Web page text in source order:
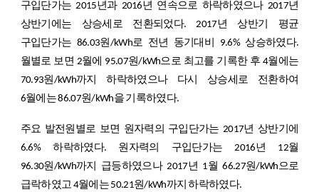
구입단가는 2015년과 2016년 연속으로 하락하였으나 2017년
상반기에는 상승세로 전환되었다. 2017년 상반기 평균
구입단가는 86.03원/kWh로 전년 동기대비 9.6% 상승하였다.
월별로 보면 2월에 95.07원/kWh으로 최고를 기록한 후 4월에는
70.93원/kWh까지 하락하였으나 다시 상승세로 전환하여
6월에는 86.07원/kWh을 기록하였다.
주요 발전원별로 보면 원자력의 구입단가는 2017년 상반기에
6.6% 하락하였다. 원자력의 구입단가는 2016년 12월
96.30원/kWh까지 급등하였으나 2017년 1월 66.27원/kWh으로
급락하였고 4월에는 50.21원/kWh까지 하락하였다.